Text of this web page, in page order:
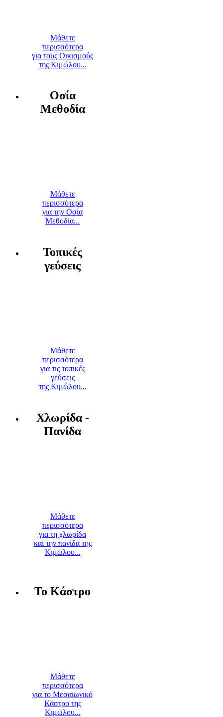
Μάθετε
περισσότερα
για τους Οικισμούς
της Κιμώλου...
Οσία
Μεθοδία
Μάθετε
περισσότερα
για την Οσία
Μεθοδία...
Τοπικές
γεύσεις
Μάθετε
περισσότερα
για τις τοπικές
γεύσεις
της Κιμώλου...
Χλωρίδα -
Πανίδα
Μάθετε
περισσότερα
για τη χλωρίδα
και την πανίδα της
Κιμώλου...
Το Κάστρο
Μάθετε
περισσότερα
για το Μεσαιωνικό
Κάστρο της
Κιμώλου...